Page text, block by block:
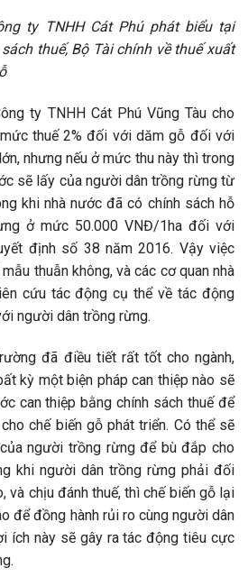
ty TNHH Cát Phú phát biểu tại
thuế, Bộ Tài chính về thuế xuất
ty TNHH Cát Phú Vũng Tàu cho
thuế 2% đối với dăm gỗ đối với
nhưng nếu ở mức thu này thì trong
sẽ lấy của người dân trồng rừng từ
khi nhà nước đã có chính sách hỗ
ở mức 50.000 VNĐ/1ha đối với
định số 38 năm 2016. Vậy việc
thuẫn không, và các cơ quan nhà
cứu tác động cụ thể về tác động
người dân trồng rừng.
đã điều tiết rất tốt cho ngành,
kỳ một biện pháp can thiệp nào sẽ
can thiệp bằng chính sách thuế để
chế biến gỗ phát triển. Có thể sẽ
người trồng rừng để bù đắp cho
khi người dân trồng rừng phải đối
và chịu đánh thuế, thì chế biến gỗ lại
để đồng hành rủi ro cùng người dân
ích này sẽ gây ra tác động tiêu cực